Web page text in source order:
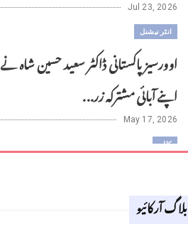
Jul 23, 2026
انٹر نیشنل
اوورسیز پاکستانی ڈاکٹر سعید حسین شاہ نے
اپنے آبائی مشترکہ زر...
May 17, 2026
کالم
Apr 18, 2026
بلاگ آرکائیو